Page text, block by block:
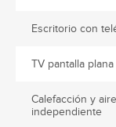
Escritorio con
TV pantalla
Calefacción y
independiente